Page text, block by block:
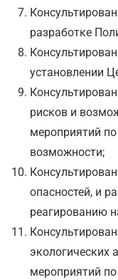
разработке
установлении
рисков и
мероприятий
возможности;
опасностей, и
реагированию
экологических
мероприятий